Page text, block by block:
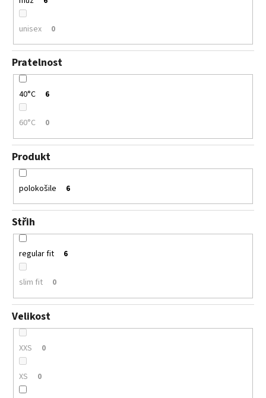
unisex 0
Pratelnost
40°C 6
60°C 0
Produkt
polokošile 6
Střih
regular fit 6
slim fit 0
Velikost
XXS 0
XS 0